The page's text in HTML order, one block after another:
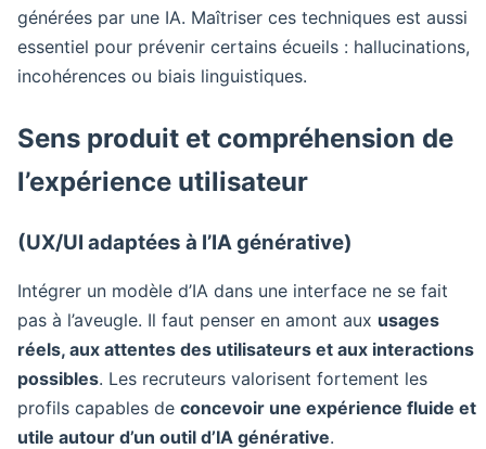
générées par une IA. Maîtriser ces techniques est aussi
essentiel pour prévenir certains écueils : hallucinations,
incohérences ou biais linguistiques.
Sens produit et compréhension de
l’expérience utilisateur
(UX/UI adaptées à l’IA générative)
Intégrer un modèle d’IA dans une interface ne se fait
pas à l’aveugle. Il faut penser en amont aux usages
réels, aux attentes des utilisateurs et aux interactions
possibles. Les recruteurs valorisent fortement les
profils capables de concevoir une expérience fluide et
utile autour d’un outil d’IA générative.